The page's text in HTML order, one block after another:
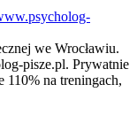
we Wrocławiu.
pisze.pl. Prywatnie
110% na treningach,